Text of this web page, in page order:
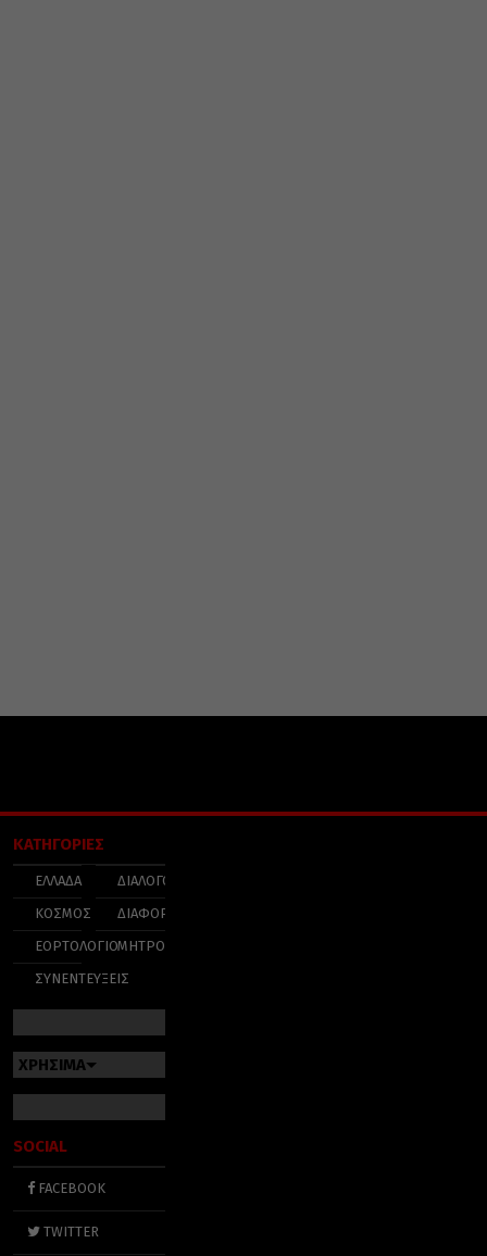
ΚΑΤΗΓΟΡΙΕΣ
ΕΛΛΑΔΑ
ΚΟΣΜΟΣ
ΕΟΡΤΟΛΟΓΙΟ
ΣΥΝΕΝΤΕΥΞΕΙΣ
ΔΙΑΛΟΓΟΣ
ΔΙΑΦΟΡΑ
ΜΗΤΡΟΠΟΛΕΙΣ
ΧΡΗΣΙΜΑ
SOCIAL
FACEBOOK
TWITTER